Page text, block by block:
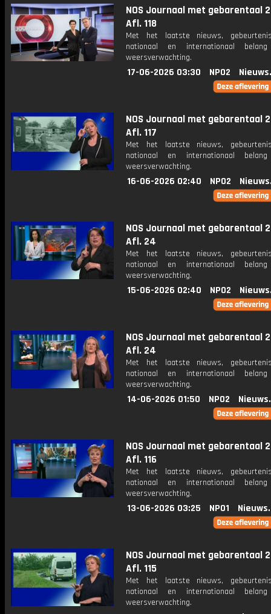
NOS Journaal met gebarentaal
Afl. 118
Met het laatste nieuws,
nationaal en internationaal
weersverwachting.
17-06-2026 03:30 NPO2
NOS Journaal met gebarentaal
Afl. 117
Met het laatste nieuws,
nationaal en internationaal
weersverwachting.
16-06-2026 02:40 NPO2
NOS Journaal met gebarentaal
Afl. 24
Met het laatste nieuws,
nationaal en internationaal
weersverwachting.
15-06-2026 02:40 NPO2
NOS Journaal met gebarentaal
Afl. 24
Met het laatste nieuws,
nationaal en internationaal
weersverwachting.
14-06-2026 01:50 NPO2
NOS Journaal met gebarentaal
Afl. 116
Met het laatste nieuws,
nationaal en internationaal
weersverwachting.
13-06-2026 03:25 NPO1
NOS Journaal met gebarentaal
Afl. 115
Met het laatste nieuws,
nationaal en internationaal
weersverwachting.